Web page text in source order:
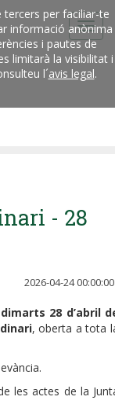
per faciliar-te
informació anònima
i pautes de
limitarà la visibilitat i
l´avis legal.
- 28
2026-04-24 00:00:00
dimarts 28 d’abril
, oberta a tota
les actes de la